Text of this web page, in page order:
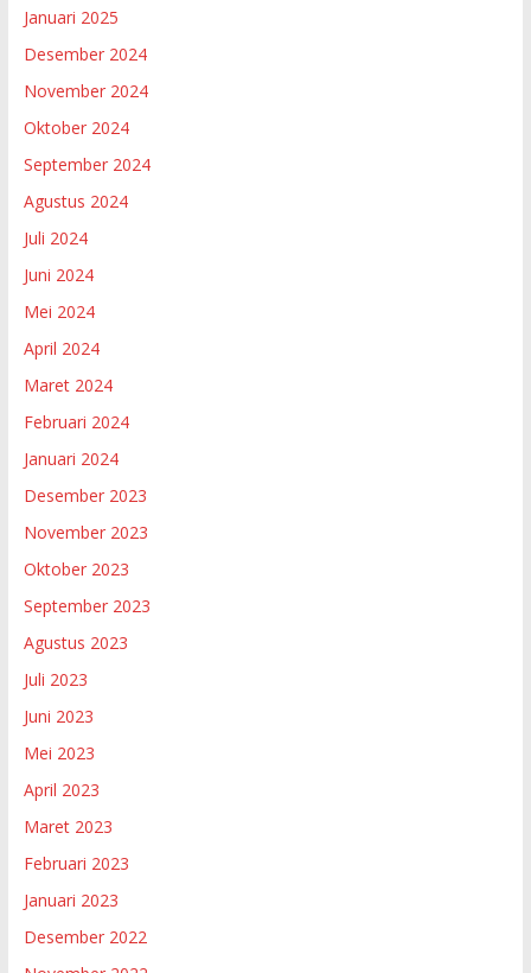
Januari 2025
Desember 2024
November 2024
Oktober 2024
September 2024
Agustus 2024
Juli 2024
Juni 2024
Mei 2024
April 2024
Maret 2024
Februari 2024
Januari 2024
Desember 2023
November 2023
Oktober 2023
September 2023
Agustus 2023
Juli 2023
Juni 2023
Mei 2023
April 2023
Maret 2023
Februari 2023
Januari 2023
Desember 2022